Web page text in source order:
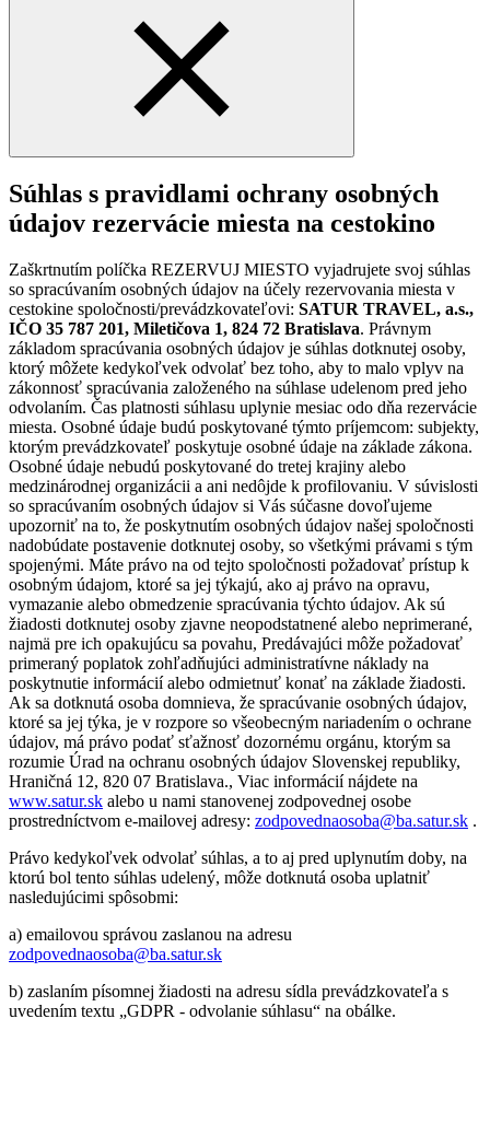
Súhlas s pravidlami ochrany osobných
údajov rezervácie miesta na cestokino
Zaškrtnutím políčka REZERVUJ MIESTO vyjadrujete svoj súhlas
so spracúvaním osobných údajov na účely rezervovania miesta v
cestokine spoločnosti/prevádzkovateľovi: SATUR TRAVEL, a.s.,
IČO 35 787 201, Miletičova 1, 824 72 Bratislava. Právnym
základom spracúvania osobných údajov je súhlas dotknutej osoby,
ktorý môžete kedykoľvek odvolať bez toho, aby to malo vplyv na
zákonnosť spracúvania založeného na súhlase udelenom pred jeho
odvolaním. Čas platnosti súhlasu uplynie mesiac odo dňa rezervácie
miesta. Osobné údaje budú poskytované týmto príjemcom: subjekty,
ktorým prevádzkovateľ poskytuje osobné údaje na základe zákona.
Osobné údaje nebudú poskytované do tretej krajiny alebo
medzinárodnej organizácii a ani nedôjde k profilovaniu. V súvislosti
so spracúvaním osobných údajov si Vás súčasne dovoľujeme
upozorniť na to, že poskytnutím osobných údajov našej spoločnosti
nadobúdate postavenie dotknutej osoby, so všetkými právami s tým
spojenými. Máte právo na od tejto spoločnosti požadovať prístup k
osobným údajom, ktoré sa jej týkajú, ako aj právo na opravu,
vymazanie alebo obmedzenie spracúvania týchto údajov. Ak sú
žiadosti dotknutej osoby zjavne neopodstatnené alebo neprimerané,
najmä pre ich opakujúcu sa povahu, Predávajúci môže požadovať
primeraný poplatok zohľadňujúci administratívne náklady na
poskytnutie informácií alebo odmietnuť konať na základe žiadosti.
Ak sa dotknutá osoba domnieva, že spracúvanie osobných údajov,
ktoré sa jej týka, je v rozpore so všeobecným nariadením o ochrane
údajov, má právo podať sťažnosť dozornému orgánu, ktorým sa
rozumie Úrad na ochranu osobných údajov Slovenskej republiky,
Hraničná 12, 820 07 Bratislava., Viac informácií nájdete na
www.satur.sk alebo u nami stanovenej zodpovednej osobe
prostredníctvom e-mailovej adresy: zodpovednaosoba@ba.satur.sk .
Právo kedykoľvek odvolať súhlas, a to aj pred uplynutím doby, na
ktorú bol tento súhlas udelený, môže dotknutá osoba uplatniť
nasledujúcimi spôsobmi:
a) emailovou správou zaslanou na adresu
zodpovednaosoba@ba.satur.sk
b) zaslaním písomnej žiadosti na adresu sídla prevádzkovateľa s
uvedením textu „GDPR - odvolanie súhlasu“ na obálke.